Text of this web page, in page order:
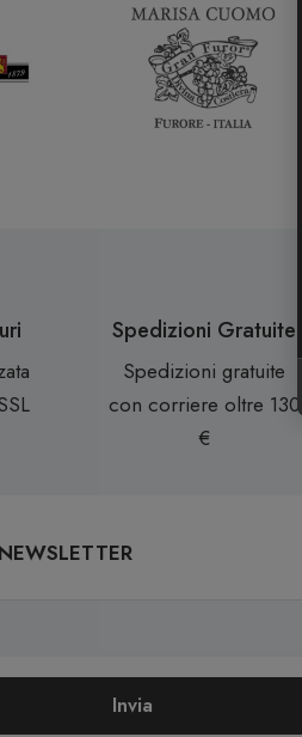
Spedizioni Gratuite
Spedizioni gratuite
con corriere oltre 130
€
Invia